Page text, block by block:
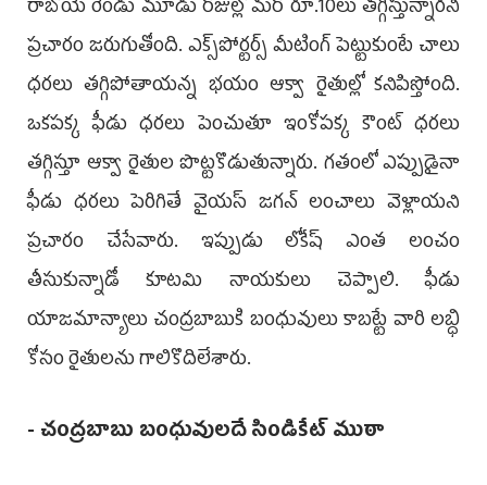
రాబోయే రెండు మూడు రోజుల్లో మ‌రో రూ.10లు త‌గ్గిస్తున్నార‌ని
ప్ర‌చారం జ‌రుగుతోంది. ఎక్స్‌పోర్ట‌ర్స్ మీటింగ్ పెట్టుకుంటే చాలు
ధ‌ర‌లు త‌గ్గిపోతాయ‌న్న భ‌యం ఆక్వా రైతుల్లో క‌నిపిస్తోంది.
ఒక‌ప‌క్క ఫీడు ధ‌ర‌లు పెంచుతూ ఇంకోప‌క్క కౌంట్ ధ‌ర‌లు
త‌గ్గిస్తూ ఆక్వా రైతుల పొట్ట‌కొడుతున్నారు. గ‌తంలో ఎప్పుడైనా
ఫీడు ధ‌ర‌లు పెరిగితే వైయ‌స్ జ‌గ‌న్ లంచాలు వెళ్లాయ‌ని
ప్ర‌చారం చేసేవారు. ఇప్పుడు లోకేష్ ఎంత లంచం
తీసుకున్నాడో కూట‌మి నాయ‌కులు చెప్పాలి. ఫీడు
యాజమాన్యాలు చంద్ర‌బాబుకి బంధువులు కాబ‌ట్టే వారి ల‌బ్ధి
కోసం రైతుల‌ను గాలికొదిలేశారు.
- చంద్ర‌బాబు బంధువుల‌దే సిండికేట్ ముఠా